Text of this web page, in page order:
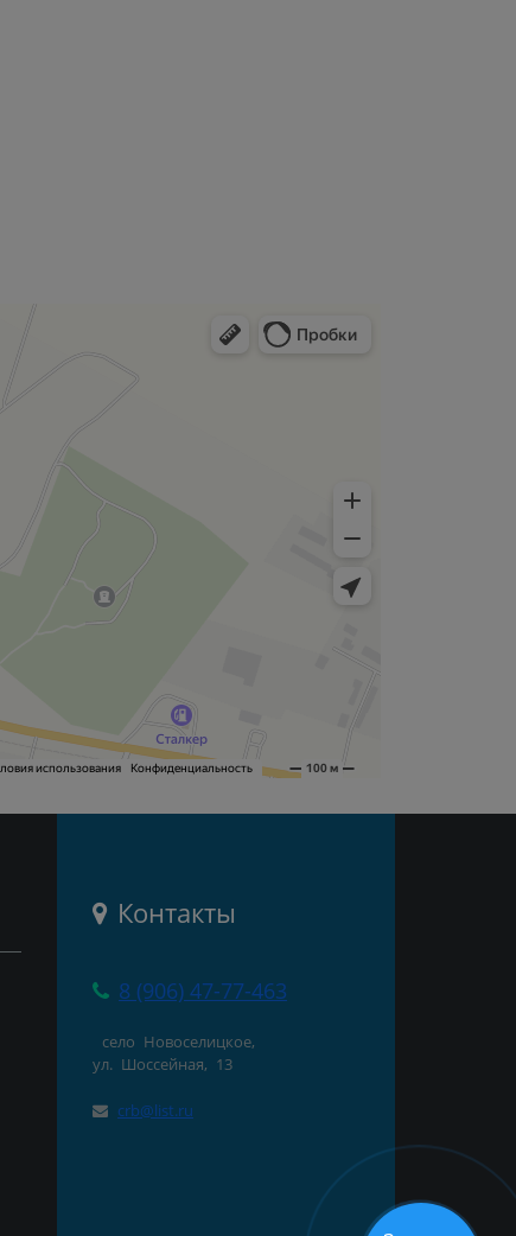
Контакты
8 (906) 47-77-463
село Новоселицкое,
ул. Шоссейная, 13
crb@list.ru